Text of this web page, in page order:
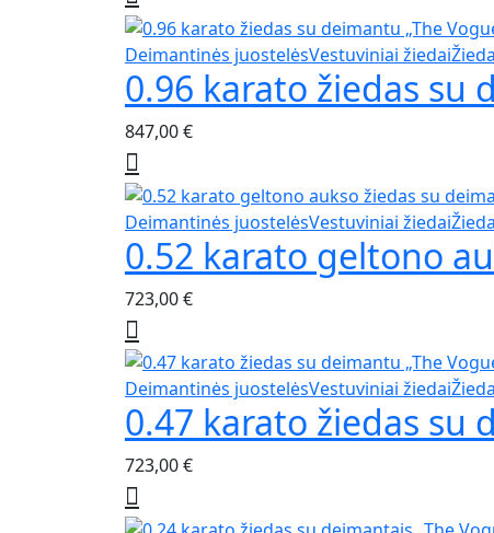
the
product
page
The
options
may
be
chosen
on
the
product
page
This
product
has
multiple
variants.
The
options
may
be
chosen
on
the
product
page
Deimantinės juostelėsVestuviniai žiedai
0.96 karato žiedas su
847,00€
This
product
has
multiple
variants.
The
options
may
be
chosen
on
the
Deimantinės juostelėsVestuviniai žiedai
0.52 karato geltono
723,00€
This
product
has
multiple
variants.
The
Deimantinės juostelėsVestuviniai žiedai
0.47 karato žiedas su
723,00€